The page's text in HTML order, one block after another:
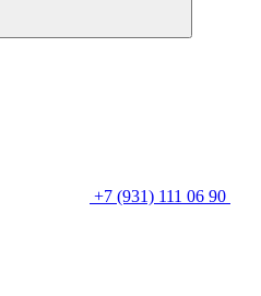
+7 (931) 111 06 90